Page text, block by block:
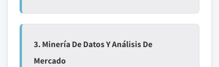
3. Minería De Datos Y Análisis De
Mercado